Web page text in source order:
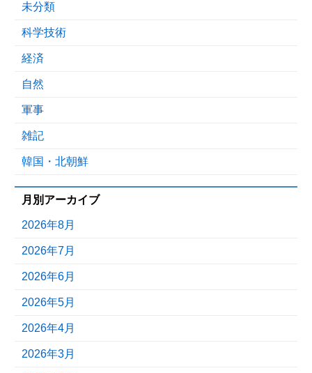
未分類
科学技術
経済
自然
軍事
雑記
韓国・北朝鮮
月別アーカイブ
2026年8月
2026年7月
2026年6月
2026年5月
2026年4月
2026年3月